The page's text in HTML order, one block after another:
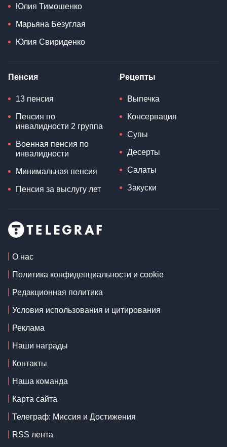
Юлия Тимошенко
Марьяна Безуглая
Юлия Свириденко
Пенсия
13 пенсия
Пенсия по
инвалидности 2 группа
Военная пенсия по
инвалидности
Минимальная пенсия
Пенсия за выслугу лет
Рецепты
Выпечка
Консервация
Супы
Десерты
Салаты
Закуски
О нас
Политика конфиденциальности и cookie
Редакционная политика
Условия использования и цитирования
Реклама
Наши награды
Контакты
Наша команда
Карта сайта
Телеграф: Миссия и Достижения
RSS лента